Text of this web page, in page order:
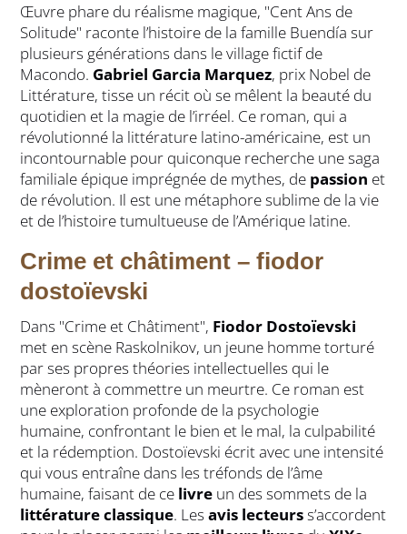
Œuvre phare du réalisme magique, "Cent Ans de
Solitude" raconte l’histoire de la famille Buendía sur
plusieurs générations dans le village fictif de
Macondo. Gabriel Garcia Marquez, prix Nobel de
Littérature, tisse un récit où se mêlent la beauté du
quotidien et la magie de l’irréel. Ce roman, qui a
révolutionné la littérature latino-américaine, est un
incontournable pour quiconque recherche une saga
familiale épique imprégnée de mythes, de passion et
de révolution. Il est une métaphore sublime de la vie
et de l’histoire tumultueuse de l’Amérique latine.
Crime et châtiment – fiodor
dostoïevski
Dans "Crime et Châtiment", Fiodor Dostoïevski
met en scène Raskolnikov, un jeune homme torturé
par ses propres théories intellectuelles qui le
mèneront à commettre un meurtre. Ce roman est
une exploration profonde de la psychologie
humaine, confrontant le bien et le mal, la culpabilité
et la rédemption. Dostoïevski écrit avec une intensité
qui vous entraîne dans les tréfonds de l’âme
humaine, faisant de ce livre un des sommets de la
littérature classique. Lesavis lecteurss’accordent